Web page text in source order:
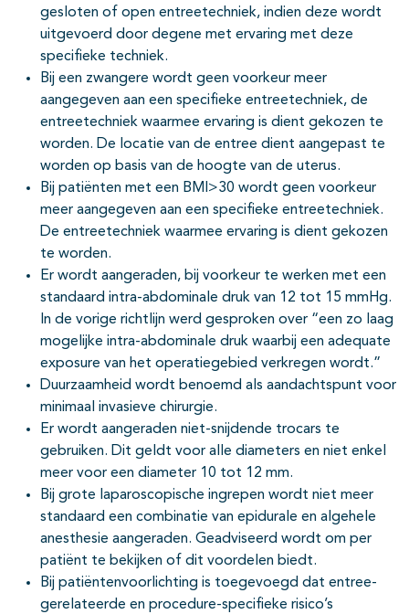
gesloten of open entreetechniek, indien deze wordt
uitgevoerd door degene met ervaring met deze
specifieke techniek.
Bij een zwangere wordt geen voorkeur meer
aangegeven aan een specifieke entreetechniek, de
entreetechniek waarmee ervaring is dient gekozen te
worden. De locatie van de entree dient aangepast te
worden op basis van de hoogte van de uterus.
Bij patiënten met een BMI>30 wordt geen voorkeur
meer aangegeven aan een specifieke entreetechniek.
De entreetechniek waarmee ervaring is dient gekozen
te worden.
Er wordt aangeraden, bij voorkeur te werken met een
standaard intra-abdominale druk van 12 tot 15 mmHg.
In de vorige richtlijn werd gesproken over “een zo laag
mogelijke intra-abdominale druk waarbij een adequate
exposure van het operatiegebied verkregen wordt.”
Duurzaamheid wordt benoemd als aandachtspunt voor
minimaal invasieve chirurgie.
Er wordt aangeraden niet-snijdende trocars te
gebruiken. Dit geldt voor alle diameters en niet enkel
meer voor een diameter 10 tot 12 mm.
Bij grote laparoscopische ingrepen wordt niet meer
standaard een combinatie van epidurale en algehele
anesthesie aangeraden. Geadviseerd wordt om per
patiënt te bekijken of dit voordelen biedt.
Bij patiëntenvoorlichting is toegevoegd dat entree-
gerelateerde en procedure-specifieke risico’s